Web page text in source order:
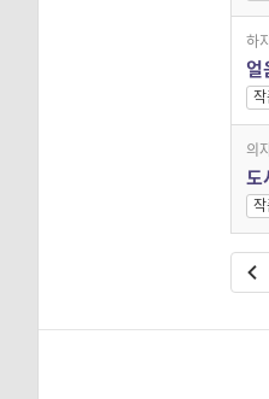
하
얼
의
도